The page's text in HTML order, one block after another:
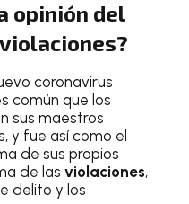
opinión del
violaciones?
coronavirus
común que los
sus maestros
y fue así como el
de sus propios
de lasviolaciones,
delito y los